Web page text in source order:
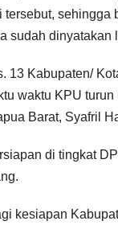
sudah dinyatakan
13 Kabupaten/
waktu KPU
Barat, Syafril
di tingkat
kesiapan